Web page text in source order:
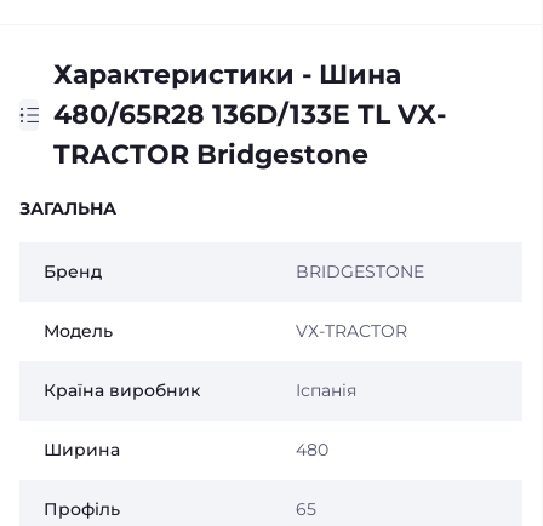
Характеристики - Шина
480/65R28 136D/133E TL VХ-
TRACTOR Bridgestone
ЗАГАЛЬНА
Бренд BRIDGESTONE
Модель VХ-TRACTOR
Країна виробник Іспанія
Ширина 480
Профіль 65